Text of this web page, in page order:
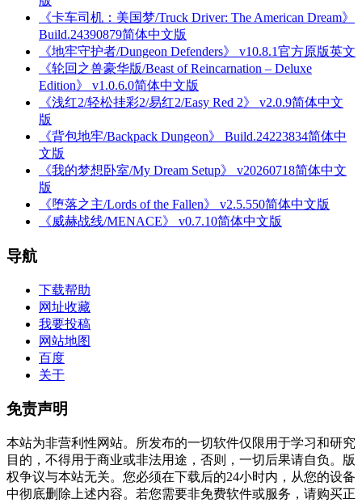
《卡车司机：美国梦/Truck Driver: The American Dream》
Build.24390879简体中文版
《地牢守护者/Dungeon Defenders》 v10.8.1官方原版英文
《轮回之兽豪华版/Beast of Reincarnation – Deluxe
Edition》 v1.0.6.0简体中文版
《浅红2/轻松挂彩2/易红2/Easy Red 2》 v2.0.9简体中文
版
《背包地牢/Backpack Dungeon》 Build.24223834简体中
文版
《我的梦想卧室/My Dream Setup》 v20260718简体中文
版
《堕落之主/Lords of the Fallen》 v2.5.550简体中文版
《威赫战线/MENACE》 v0.7.10简体中文版
导航
下载帮助
网址收藏
我要投稿
网站地图
百度
关于
免责声明
本站为非营利性网站。所发布的一切软件仅限用于学习和研究
目的，不得用于商业或非法用途，否则，一切后果请自负。版
权争议与本站无关。您必须在下载后的24小时内，从您的设备
中彻底删除上述内容。若您需要非免费软件或服务，请购买正